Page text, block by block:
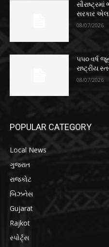
સરકાર
08/07/2026
૫૫૦ વર્ષ
રાષ્ટ્રીય
08/07/2026
POPULAR CATEGORY
Local News
ગુજરાત
રાજકોટ
બિઝનેસ
Gujarat
Rajkot
સ્પોર્ટ્સ